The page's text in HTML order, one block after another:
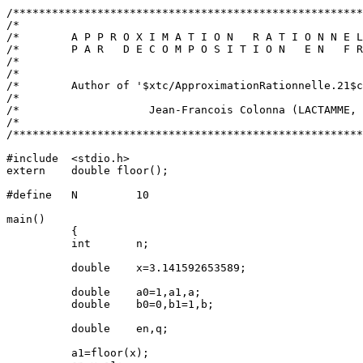
/
/*
/*        A P P R O X I M A T I O N   R A T I
/*        P A R   D E C O M P O S I T I O N   E
/*
/*
/*        Author of '$xtc/
/*
/*                    Jean-Francois Colonna
/*
/
#include  <stdio.h>
extern    double floor();
#define   N         10
main()
          {
          int       n;
          double    x=3.141592653589;
          double    a0=1,a1,a;
          double    b0=0,b1=1,b;
          double    en,q;
          a1=floor(x);